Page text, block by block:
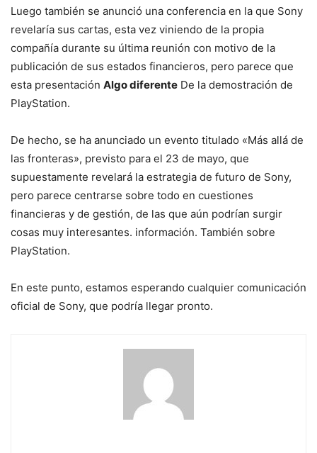
Luego también se anunció una conferencia en la que Sony
revelaría sus cartas, esta vez viniendo de la propia
compañía durante su última reunión con motivo de la
publicación de sus estados financieros, pero parece que
esta presentación Algo diferente De la demostración de
PlayStation.
De hecho, se ha anunciado un evento titulado «Más allá de
las fronteras», previsto para el 23 de mayo, que
supuestamente revelará la estrategia de futuro de Sony,
pero parece centrarse sobre todo en cuestiones
financieras y de gestión, de las que aún podrían surgir
cosas muy interesantes. información. También sobre
PlayStation.
En este punto, estamos esperando cualquier comunicación
oficial de Sony, que podría llegar pronto.